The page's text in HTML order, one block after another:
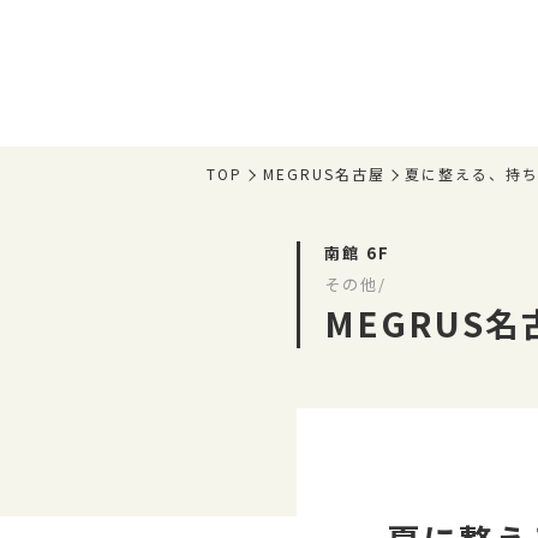
TOP MEGRUS名古屋 夏に整える、持
南館 6F
その他/
MEGRUS名